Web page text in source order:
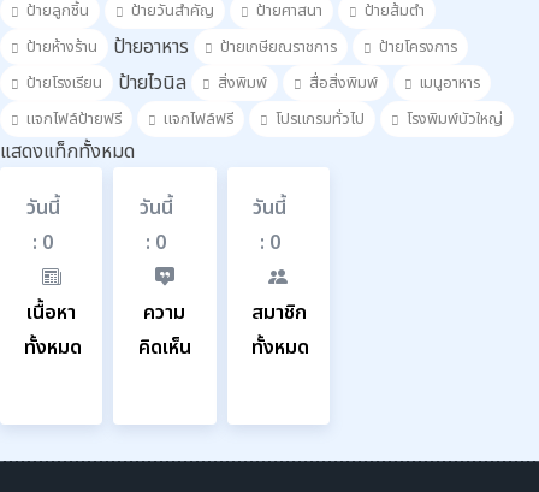
ป้ายลูกชิ้น
ป้ายวันสำคัญ ป้ายศาสนา
ป้ายส้มตำ
ป้ายห้างร้าน
ป้ายอาหาร ป้ายเกษียณราชการ
ป้ายโครงการ
ป้ายโรงเรียน
ป้ายไวนิล สิ่งพิมพ์ สื่อสิ่งพิมพ์
เมนูอาหาร
แจกไฟล์ป้ายฟรี
แจกไฟล์ฟรี โปรแกรมทั่วไป โรงพิมพ์บัวใหญ่
แสดงแท็กทั้งหมด
วันนี้
: 0
เนื้อหา
ทั้งหมด
วันนี้
: 0
ความ
คิดเห็น
วันนี้
: 0
สมาชิก
ทั้งหมด